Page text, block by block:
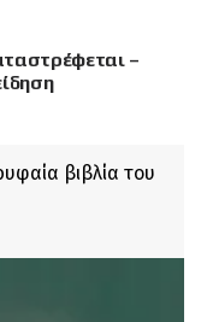
–
βιβλία του